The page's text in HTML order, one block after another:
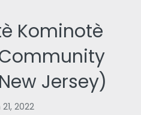
Kominotè
Jersey)
2022